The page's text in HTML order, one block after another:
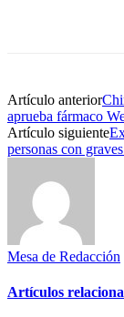
Artículo anterior
aprueba fármaco
Artículo siguiente
personas con
Mesa de Redacción
Artículos